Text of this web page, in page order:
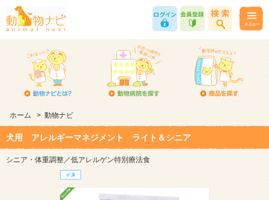
ホーム > 動物ナビ
犬用 アレルギーマネジメント ライト＆シニア
シニア・体重調整／低アレルゲン特別療法食